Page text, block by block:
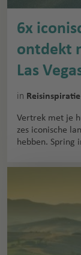
6x
ontdekt
Las
in Reisinspiratie
Vertrek met je
zes iconische
hebben. Spring